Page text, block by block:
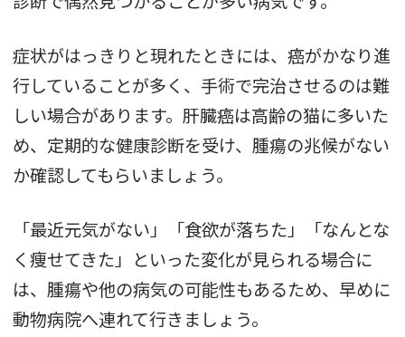
症状がはっきりと現れたときには、癌がかなり進
行していることが多く、手術で完治させるのは難
しい場合があります。肝臓癌は高齢の猫に多いた
め、定期的な健康診断を受け、腫瘍の兆候がない
か確認してもらいましょう。
「最近元気がない」「食欲が落ちた」「なんとな
く痩せてきた」といった変化が見られる場合に
は、腫瘍や他の病気の可能性もあるため、早めに
動物病院へ連れて行きましょう。